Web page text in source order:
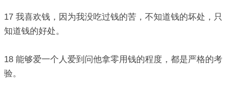
17 我喜欢钱，因为我没吃过钱的苦，不知道钱的坏处，只
知道钱的好处。
18 能够爱一个人爱到问他拿零用钱的程度，都是严格的考
验。